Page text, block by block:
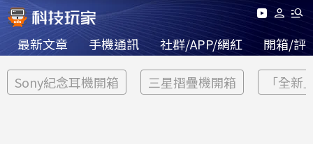
最新文章 手機通訊 社群/APP/網紅 開箱/評
Sony紀念耳機開箱 三星摺疊機開箱 「全新